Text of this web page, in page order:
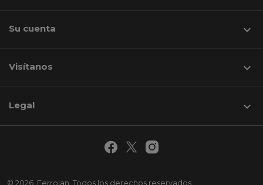
Su cuenta 
Visítanos keyboard_arrow_down
© 2026. Ferrolan. Todos los derechos reservados.
Legal 